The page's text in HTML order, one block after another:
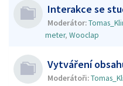
Interakce se
Moderátor:
meter, Wooclap
Vytváření
Moderátoři: